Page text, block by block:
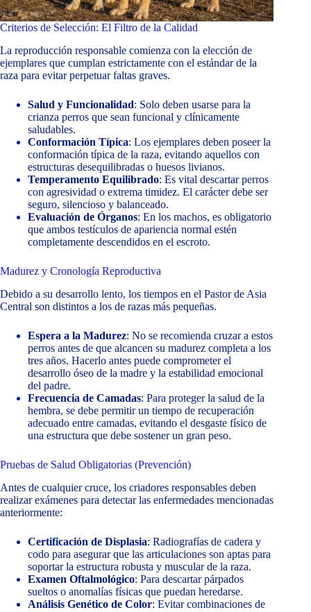
Criterios de Selección: El Filtro de la Calidad
La reproducción responsable comienza con la elección de
ejemplares que cumplan estrictamente con el estándar de la
raza para evitar perpetuar faltas graves.
Salud y Funcionalidad: Solo deben usarse para la
crianza perros que sean funcional y clínicamente
saludables.
Conformación Típica: Los ejemplares deben poseer la
conformación típica de la raza, evitando aquellos con
estructuras desequilibradas o huesos livianos.
Temperamento Equilibrado: Es vital descartar perros
con agresividad o extrema timidez. El carácter debe ser
seguro, silencioso y balanceado.
Evaluación de Órganos: En los machos, es obligatorio
que ambos testículos de apariencia normal estén
completamente descendidos en el escroto.
Madurez y Cronología Reproductiva
Debido a su desarrollo lento, los tiempos en el Pastor de Asia
Central son distintos a los de razas más pequeñas.
Espera a la Madurez: No se recomienda cruzar a estos
perros antes de que alcancen su madurez completa a los
tres años. Hacerlo antes puede comprometer el
desarrollo óseo de la madre y la estabilidad emocional
del padre.
Frecuencia de Camadas: Para proteger la salud de la
hembra, se debe permitir un tiempo de recuperación
adecuado entre camadas, evitando el desgaste físico de
una estructura que debe sostener un gran peso.
Pruebas de Salud Obligatorias (Prevención)
Antes de cualquier cruce, los criadores responsables deben
realizar exámenes para detectar las enfermedades mencionadas
anteriormente:
Certificación de Displasia: Radiografías de cadera y
codo para asegurar que las articulaciones son aptas para
soportar la estructura robusta y muscular de la raza.
Examen Oftalmológico: Para descartar párpados
sueltos o anomalías físicas que puedan heredarse.
Análisis Genético de Color: Evitar combinaciones de